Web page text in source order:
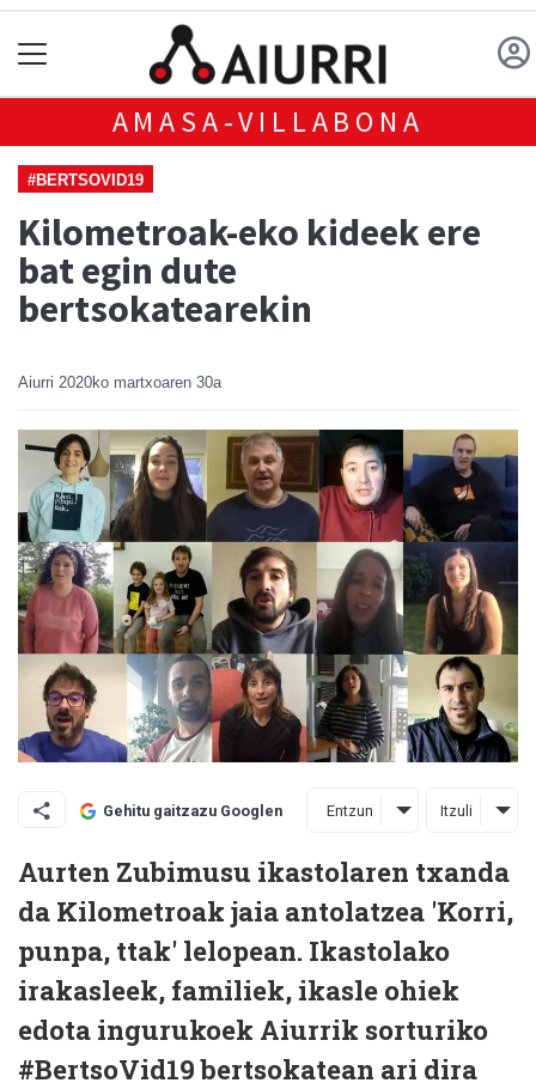
AMASA-VILLABONA
#BERTSOVID19
Kilometroak-eko kideek ere
bat egin dute
bertsokatearekin
Aiurri 2020ko martxoaren 30a
Gehitu gaitzazu Googlen Entzun Itzuli
Aurten Zubimusu ikastolaren txanda
da Kilometroak jaia antolatzea 'Korri,
punpa, ttak' lelopean. Ikastolako
irakasleek, familiek, ikasle ohiek
edota ingurukoek Aiurrik sorturiko
#BertsoVid19 bertsokatean ari dira